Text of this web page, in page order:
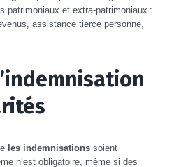
patrimoniaux et extra-patrimoniaux :
assistance tierce personne,
les indemnisations soient
n’est obligatoire, même si des